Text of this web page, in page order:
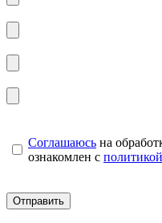
Соглашаюсь на
ознакомлен с политикой